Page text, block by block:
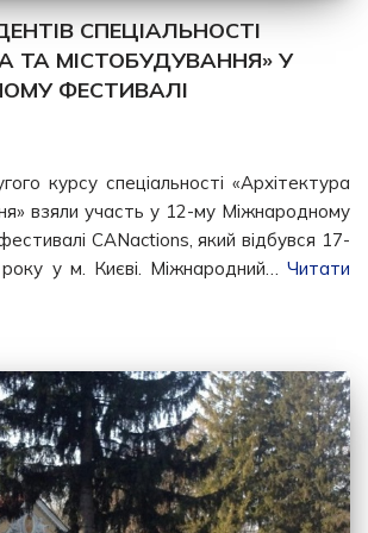
СПЕЦІАЛЬНОСТІ
ТА МІСТОБУДУВАННЯ» У
ФЕСТИВАЛІ
курсу спеціальності «Архітектура
взяли участь у 12-му Міжнародному
CANactions, який відбувся 17-
у м. Києві. Міжнародний… Читати